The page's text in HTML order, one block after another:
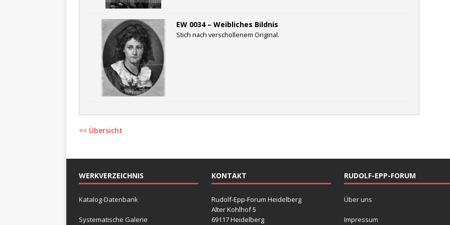
EW 0034 – Weibliches Bildnis
Stich nach verschollenem Original.
<< Übersicht
WERKVERZEICHNIS
Katalog-Datenbank
Systematische Galerie
KONTAKT
Rudolf-Epp-Forum Heidelberg
Alter Kohlhof 5
69117 Heidelberg
RUDOLF-EPP-FORUM
Über uns
Impressum